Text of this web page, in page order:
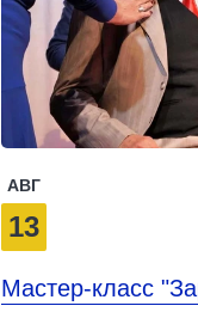
АВГ
13
Мастер-класс